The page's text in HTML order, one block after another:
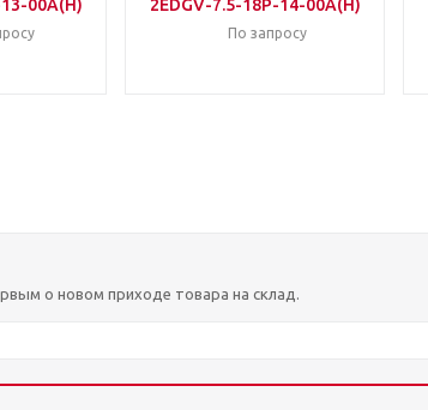
00A(H) 2EDGV-7.5-18P-14-00A(H)
По запросу
о новом приходе товара на склад.